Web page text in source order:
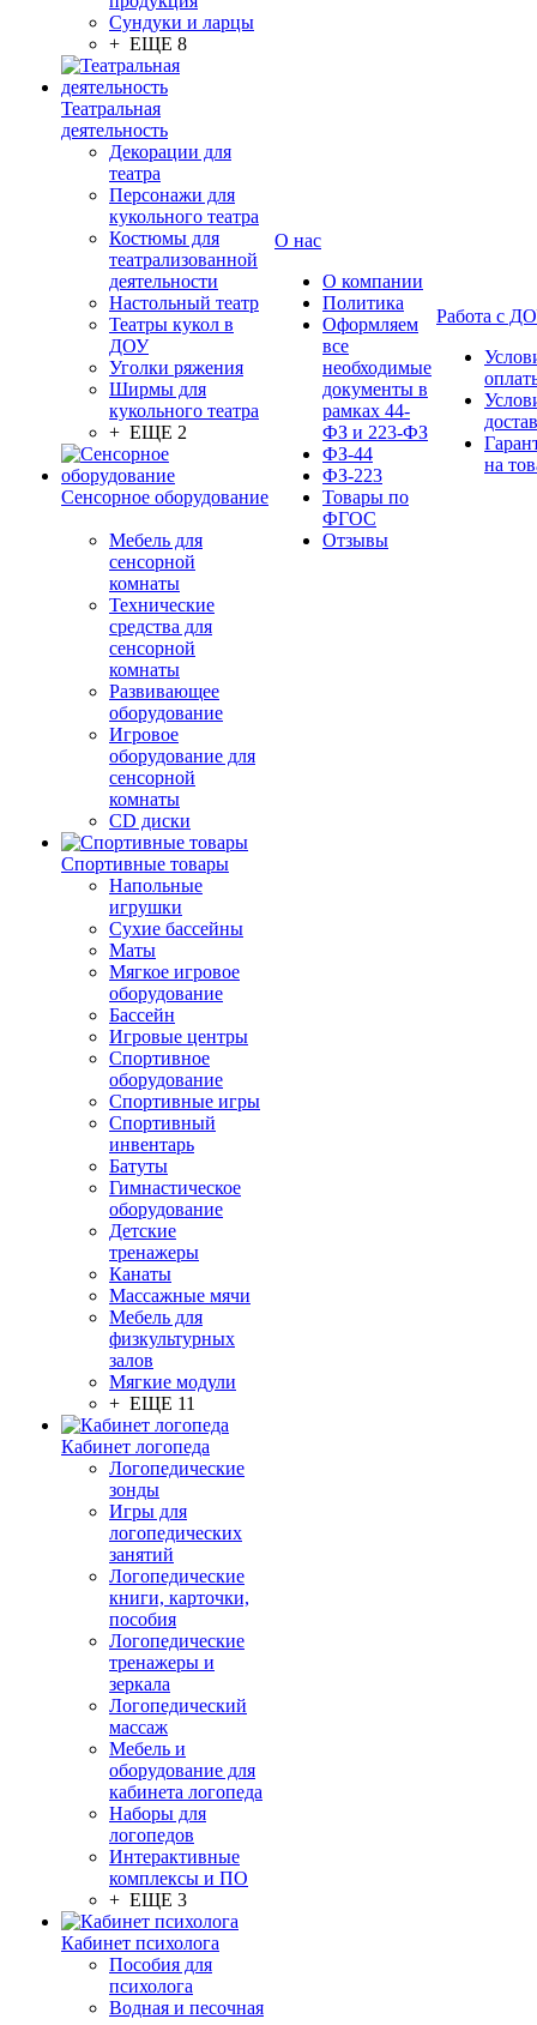
Сундуки и ларцы
+ ЕЩЕ 8
Театральная
деятельность
Декорации для
театра
Персонажи для
кукольного театра
Костюмы для
театрализованной
деятельности
Настольный театр
Театры кукол в
ДОУ
Уголки ряжения
Ширмы для
кукольного театра
+ ЕЩЕ 2
Сенсорное оборудование
Мебель для
сенсорной
комнаты
Технические
средства для
сенсорной
комнаты
Развивающее
оборудование
Игровое
оборудование для
сенсорной
комнаты
CD диски
Спортивные товары
Напольные
игрушки
Сухие бассейны
Маты
Мягкое игровое
оборудование
Бассейн
Игровые центры
Спортивное
оборудование
Спортивные игры
Спортивный
инвентарь
Батуты
Гимнастическое
оборудование
Детские
тренажеры
Канаты
Массажные мячи
Мебель для
физкультурных
залов
Мягкие модули
+ ЕЩЕ 11
Кабинет логопеда
Логопедические
зонды
Игры для
логопедических
занятий
Логопедические
книги, карточки,
пособия
Логопедические
тренажеры и
зеркала
Логопедический
массаж
Мебель и
оборудование для
кабинета логопеда
Наборы для
логопедов
Интерактивные
комплексы и ПО
+ ЕЩЕ 3
Кабинет психолога
Пособия для
психолога
Водная и песочная
О нас
О компании
Политика
Оформляем
все
необходимые
документы в
рамках 44-
ФЗ и 223-ФЗ
ФЗ-44
ФЗ-223
Товары по
ФГОС
Отзывы
Работа с
на